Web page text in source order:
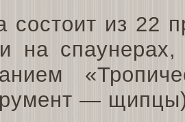
состоит из 22
на
—